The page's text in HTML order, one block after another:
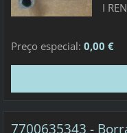
I
Preço especial: 0,00 €
7700635343 -